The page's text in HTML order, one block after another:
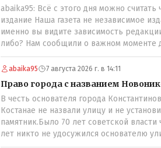
abaika95: Всё с этого дня можно считать
издание Наша газета не независимое
именно вы видите зависимость
либо? Нам сообщили о важном моменте
описываемой истории. И редакция
бы дополнительным исследованием на
редакция не будет. Но мы будем
полную и объективную информацию. А
продолжать тему. если выяснятся новые
обстоятельства.
abaika95 7 августа 2026 г. в 14:11
Право города с названием
В честь основателя города
Костанае не назвали улицу и не
памятник.Было 70 лет советской власти
лет никто не удосужился основателю
назвать? Не комильфо было генерал-